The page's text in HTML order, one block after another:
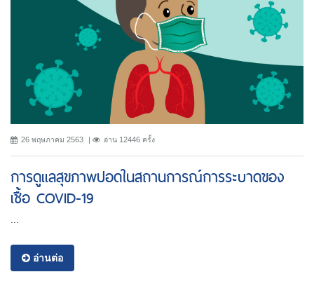
26 พฤษภาคม 2563 อ่าน 12446 ครั้ง
การดูแลสุขภาพปอดในสถานการณ์การระบาดของ
เชื้อ COVID-19
อ่านต่อ